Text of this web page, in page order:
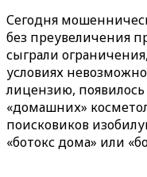
Сегодня
без преувеличения
сыграли
условиях
лицензию,
«домашних»
поисковиков
«ботокс дома» или